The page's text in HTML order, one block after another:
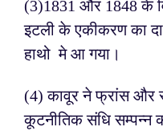
(3)1831 और 1848 के
इटली के एकीकरण का
हाथो मे आ गया।
(4) कावूर ने फ्रांस और
कूटनीतिक संधि सम्पन्न